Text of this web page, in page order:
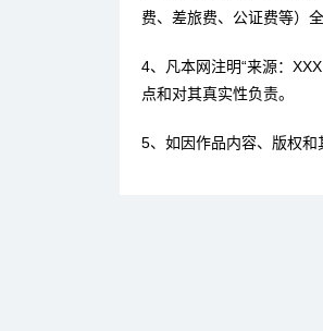
费、差旅费、公证费等）
4、凡本网注明“来源：
点和对其真实性负责。
5、如因作品内容、版权